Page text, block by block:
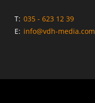
T: 035 - 623 12 39
E: info@vdh-media.com